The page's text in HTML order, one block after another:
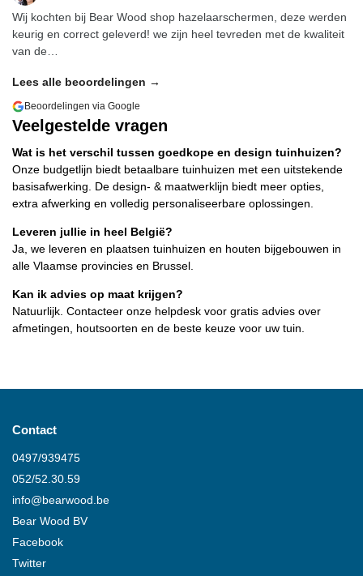
Wij kochten bij Bear Wood shop hazelaarschermen, deze werden
keurig en correct geleverd! we zijn heel tevreden met de kwaliteit
van de…
Lees alle beoordelingen →
Beoordelingen via Google
Veelgestelde vragen
Wat is het verschil tussen goedkope en design tuinhuizen?
Onze budgetlijn biedt betaalbare tuinhuizen met een uitstekende
basisafwerking. De design- & maatwerklijn biedt meer opties,
extra afwerking en volledig personaliseerbare oplossingen.
Leveren jullie in heel België?
Ja, we leveren en plaatsen tuinhuizen en houten bijgebouwen in
alle Vlaamse provincies en Brussel.
Kan ik advies op maat krijgen?
Natuurlijk. Contacteer onze helpdesk voor gratis advies over
afmetingen, houtsoorten en de beste keuze voor uw tuin.
Contact
0497/939475
052/52.30.59
info@bearwood .be
Bear Wood BV
Facebook
Twitter